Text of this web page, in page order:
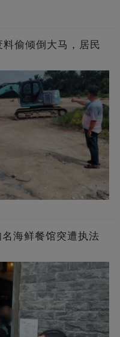
偷倾倒大马，居民
海鲜餐馆突遭执法